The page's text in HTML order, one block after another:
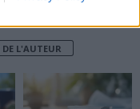
DE L'AUTEUR